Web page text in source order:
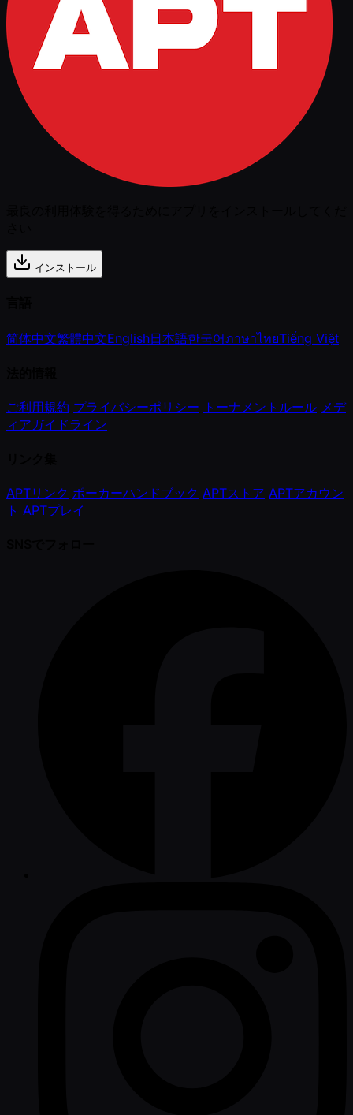
インストール
简体中文繁體中文English日本語한국어ภาษาไทยTiếng Việt
ご利用規約 プライバシーポリシー トーナメントルール メデ
ィアガイドライン
APTリンク ポーカーハンドブック APTストア APTアカウン
ト APTプレイ